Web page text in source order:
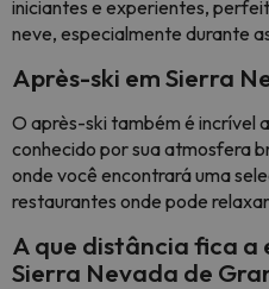
iniciantes e experientes,
neve, especialmente durante
Après-ski em Sierra
O après-ski também é incrível
conhecido por sua atmosfera
onde você encontrará uma
restaurantes onde pode
A que distância fica a
Sierra Nevada de